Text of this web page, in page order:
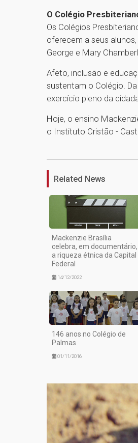
O Colégio
Os Colégios
oferecem a seus
George e Mary
Afeto, inclusão e
sustentam o Colégio.
exercício pleno da
Hoje, o ensino
o Instituto Cristão -
Related News
Mackenzie Brasília
celebra, em documentário,
a riqueza étnica da Capital
Federal
14/12/2022
146 anos no Colégio de
Palmas
01/11/2016